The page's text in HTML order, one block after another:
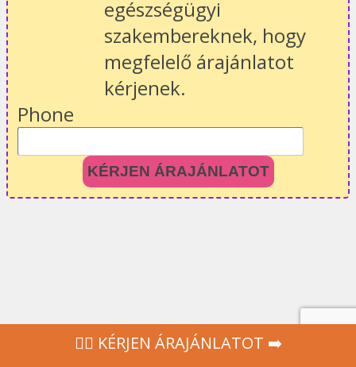
egészségügyi
szakembereknek, hogy
megfelelő árajánlatot
kérjenek.
Phone
KÉRJEN ÁRAJÁNLATOT
‍👩‍⚕ KÉRJEN ÁRAJÁNLATOT ➡️